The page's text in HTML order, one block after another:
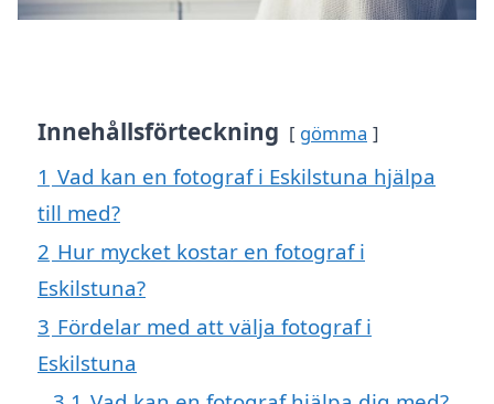
Innehållsförteckning gömma
1 Vad kan en fotograf i Eskilstuna hjälpa
till med?
2 Hur mycket kostar en fotograf i
Eskilstuna?
3 Fördelar med att välja fotograf i
Eskilstuna